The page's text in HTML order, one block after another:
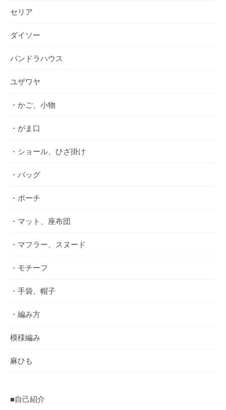
セリア
ダイソー
パンドラハウス
ユザワヤ
・かご、小物
・がま口
・ショール、ひざ掛け
・バッグ
・ポーチ
・マット、座布団
・マフラー、スヌード
・モチーフ
・手袋、帽子
・編み方
模様編み
麻ひも
■自己紹介